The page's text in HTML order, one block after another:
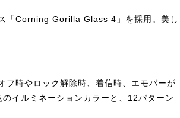
「Corning Gorilla Glass 4」を採用。美し
フ時やロック解除時、着信時、エモパーが
イルミネーションカラーと、12パターン